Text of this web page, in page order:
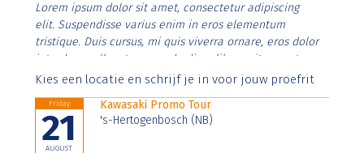
Lorem ipsum dolor sit amet, consectetur adipiscing
elit. Suspendisse varius enim in eros elementum
tristique. Duis cursus, mi quis viverra ornare, eros dolor
interdum nulla, ut commodo diam libero vitae erat.
Aenean faucibus nibh et justo cursus id rutrum lorem
Kies een locatie en schrijf je in voor jouw proefrit
Friday
21
AUGUST
Kawasaki Promo Tour
's-Hertogenbosch (NB)